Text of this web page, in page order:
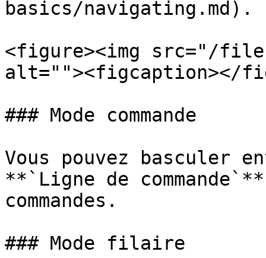
basics/navigating.md).
<figure><img src="/files/
alt=""><figcaption></
### Mode commande
Vous pouvez basculer
**`Ligne de
commandes.
### Mode filaire